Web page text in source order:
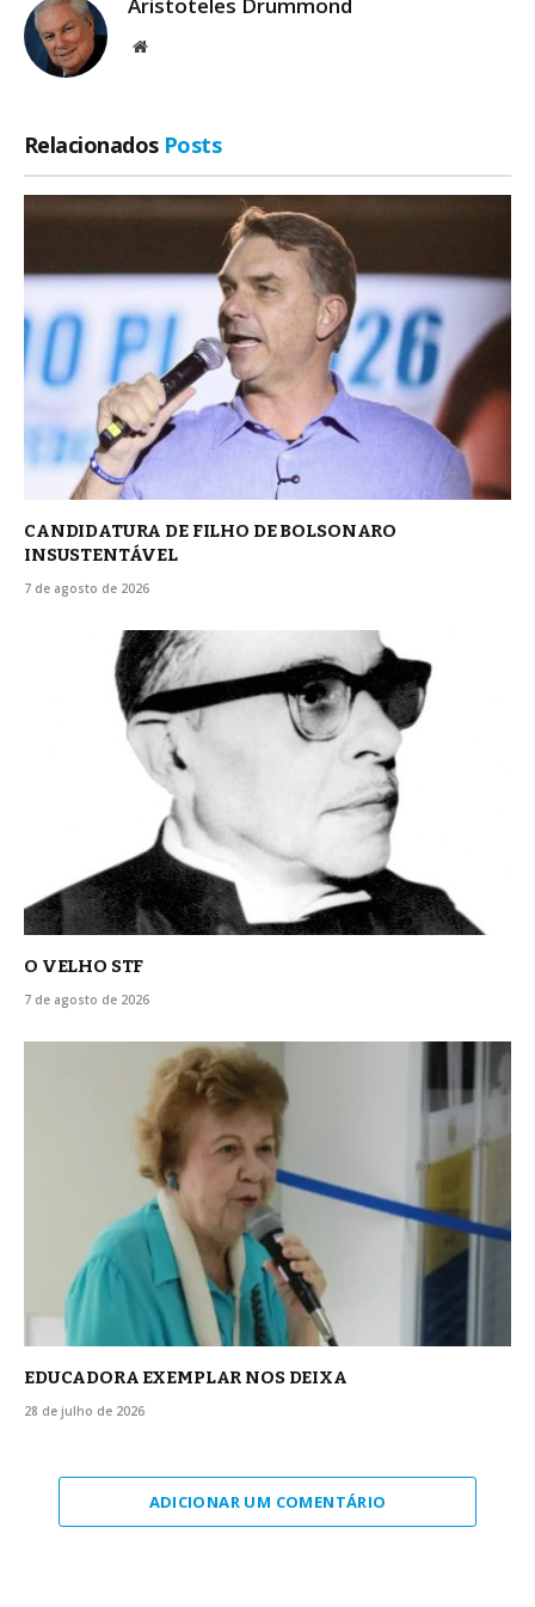
Aristoteles Drummond
Site
Relacionados Posts
CANDIDATURA DE FILHO DE BOLSONARO
INSUSTENTÁVEL
7 de agosto de 2026
O VELHO STF
7 de agosto de 2026
EDUCADORA EXEMPLAR NOS DEIXA
28 de julho de 2026
ADICIONAR UM COMENTÁRIO